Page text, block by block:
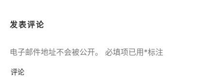
发表评论
电子邮件地址不会被公开。 必填项已用 *标注
评论